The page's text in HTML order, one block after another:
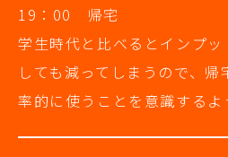
19：00 帰宅
学生時代と比べるとインプ
しても減ってしまうので、
率的に使うことを意識するよ